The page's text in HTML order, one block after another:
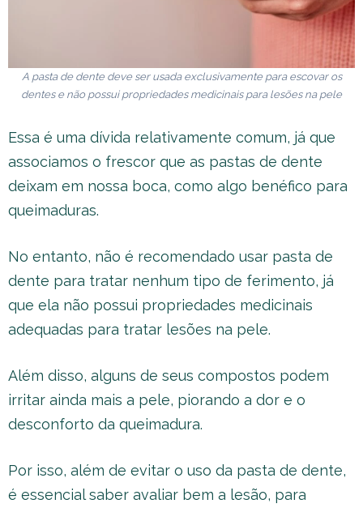
A pasta de dente deve ser usada exclusivamente para escovar os
dentes e não possui propriedades medicinais para lesões na pele
Essa é uma dívida relativamente comum, já que
associamos o frescor que as pastas de dente
deixam em nossa boca, como algo benéfico para
queimaduras.
No entanto, não é recomendado usar pasta de
dente para tratar nenhum tipo de ferimento, já
que ela não possui propriedades medicinais
adequadas para tratar lesões na pele.
Além disso, alguns de seus compostos podem
irritar ainda mais a pele, piorando a dor e o
desconforto da queimadura.
Por isso, além de evitar o uso da pasta de dente,
é essencial saber avaliar bem a lesão, para